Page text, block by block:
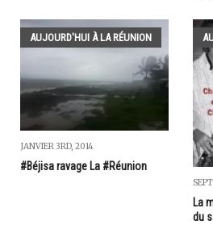
AUJOURD'HUI À LA RÉUNION
JANVIER 3RD, 2014
#Béjisa ravage La #Réunion
La
du